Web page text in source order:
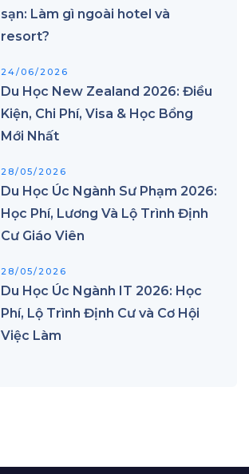
sạn: Làm gì ngoài hotel và
resort?
24/06/2026
Du Học New Zealand 2026: Điều
Kiện, Chi Phí, Visa & Học Bổng
Mới Nhất
28/05/2026
Du Học Úc Ngành Sư Phạm 2026:
Học Phí, Lương Và Lộ Trình Định
Cư Giáo Viên
28/05/2026
Du Học Úc Ngành IT 2026: Học
Phí, Lộ Trình Định Cư và Cơ Hội
Việc Làm